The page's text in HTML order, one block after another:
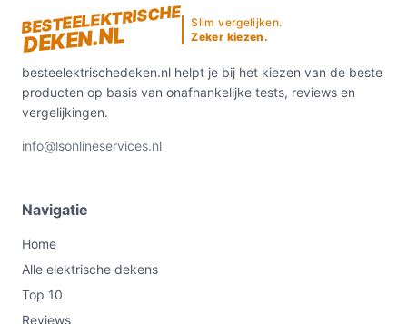
BESTEELEKTRISCHE
DEKEN.NL
Slim vergelijken.
Zeker kiezen.
besteelektrischedeken.nl helpt je bij het kiezen van de beste
producten op basis van onafhankelijke tests, reviews en
vergelijkingen.
info@lsonlineservices.nl
Navigatie
Home
Alle elektrische dekens
Top 10
Reviews